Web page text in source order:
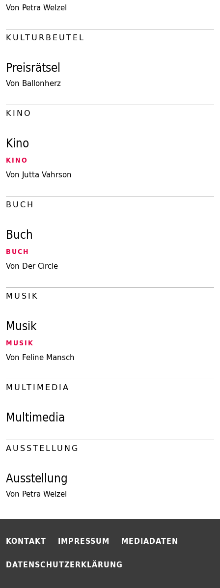
Von Petra Welzel
KULTURBEUTEL
Preisrätsel
Von Ballonherz
KINO
Kino
KINO
Von Jutta Vahrson
BUCH
Buch
BUCH
Von Der Circle
MUSIK
Musik
MUSIK
Von Feline Mansch
MULTIMEDIA
Multimedia
AUSSTELLUNG
Ausstellung
Von Petra Welzel
KONTAKT IMPRESSUM
MEDIADATEN
DATENSCHUTZERKLÄRUNG